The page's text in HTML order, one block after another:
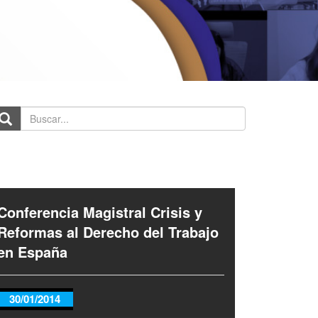
Magistral Crisis y
al Derecho del Trabajo
España
30/01/2014